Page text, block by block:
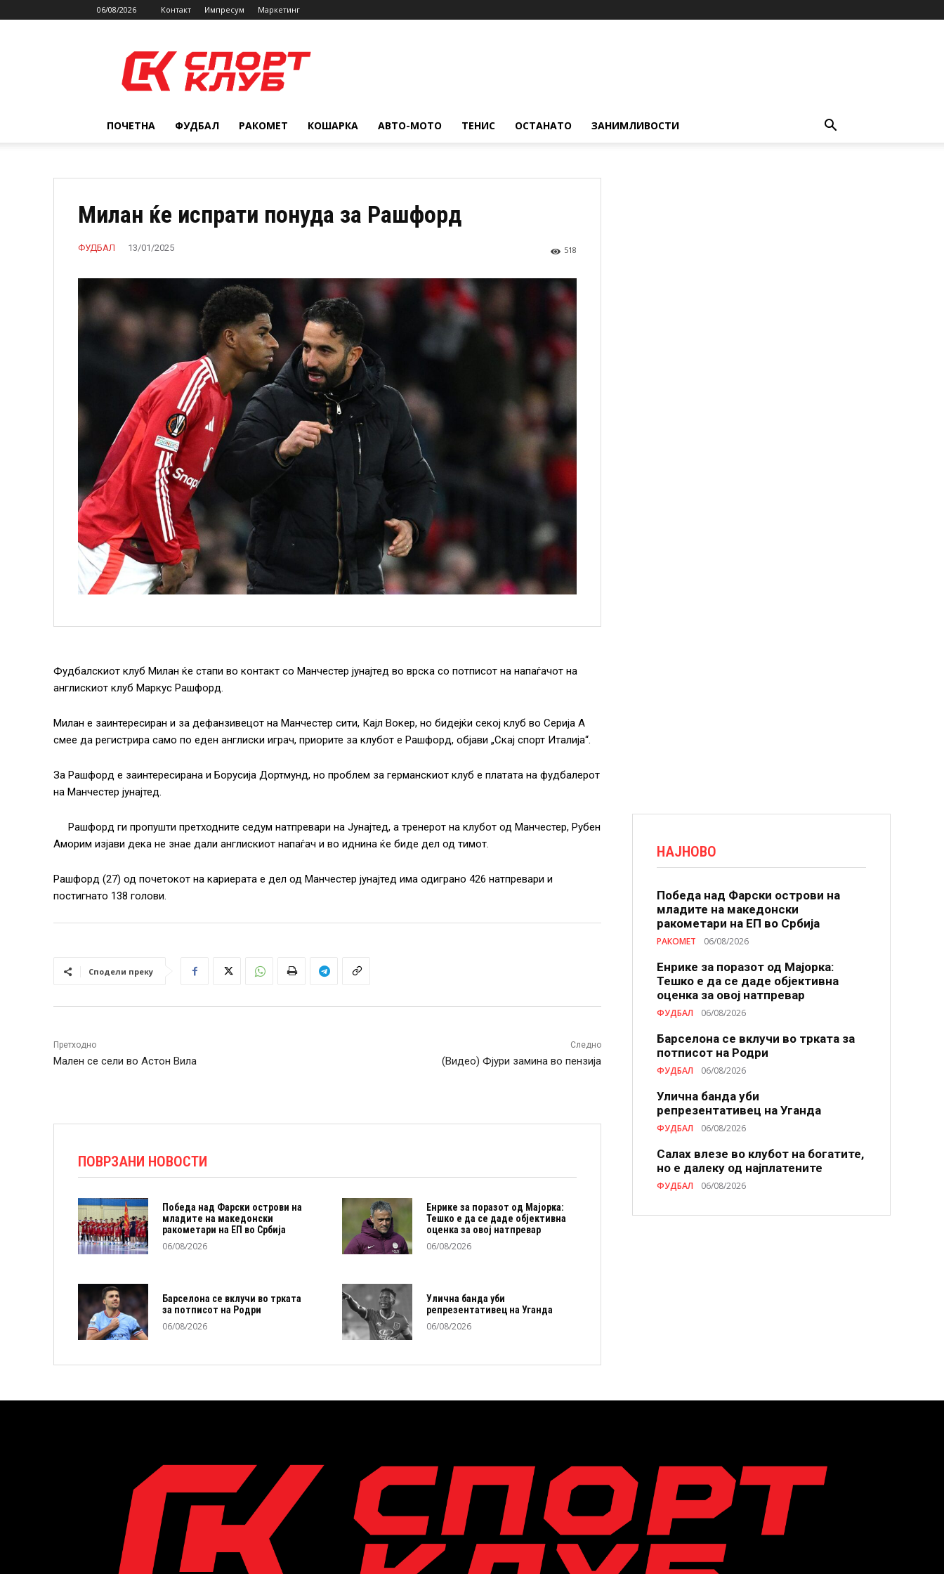
06/08/2026 Контакт Импресум Маркетинг
ПОЧЕТНА ФУДБАЛ РАКОМЕТ КОШАРКА АВТО-МОТО ТЕНИС ОСТАНАТО ЗАНИМЛИВОСТИ
Милан ќе испрати понуда за Рашфорд
ФУДБАЛ 13/01/2025 518
Фудбалскиот клуб Милан ќе стапи во контакт со Манчестер јунајтед во врска со потписот на напаѓачот на
англискиот клуб Маркус Рашфорд.
Милан е заинтересиран и за дефанзивецот на Манчестер сити, Кајл Вокер, но бидејќи секој клуб во Серија А
смее да регистрира само по еден англиски играч, приорите за клубот е Рашфорд, објави „Скај спорт Италија“.
За Рашфорд е заинтересирана и Борусија Дортмунд, но проблем за германскиот клуб е платата на фудбалерот
на Манчестер јунајтед.
Рашфорд ги пропушти претходните седум натпревари на Јунајтед, а тренерот на клубот од Манчестер, Рубен
Аморим изјави дека не знае дали англискиот напаѓач и во иднина ќе биде дел од тимот.
Рашфорд (27) од почетокот на кариерата е дел од Манчестер јунајтед има одиграно 426 натпревари и
постигнато 138 голови.
Сподели преку
Претходно
Мален се сели во Астон Вила
Следно
(Видео) Фјури замина во пензија
ПОВРЗАНИ НОВОСТИ
Победа над Фарски острови на
младите на македонски
ракометари на ЕП во Србија
06/08/2026
Енрике за поразот од Мајорка:
Тешко е да се даде објективна
оценка за овој натпревар
06/08/2026
Барселона се вклучи во трката
за потписот на Родри
06/08/2026
Улична банда уби
репрезентативец на Уганда
06/08/2026
НАЈНОВО
Победа над Фарски острови на
младите на македонски
ракометари на ЕП во Србија
РАКОМЕТ 06/08/2026
Енрике за поразот од Мајорка:
Тешко е да се даде објективна
оценка за овој натпревар
ФУДБАЛ 06/08/2026
Барселона се вклучи во трката за
потписот на Родри
ФУДБАЛ 06/08/2026
Улична банда уби
репрезентативец на Уганда
ФУДБАЛ 06/08/2026
Салах влезе во клубот на богатите,
но е далеку од најплатените
ФУДБАЛ 06/08/2026